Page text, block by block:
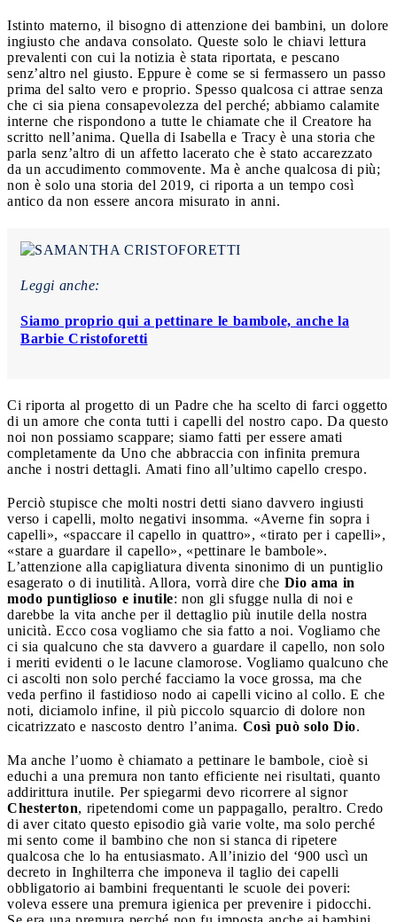
Istinto materno, il bisogno di attenzione dei bambini, un dolore
ingiusto che andava consolato. Queste solo le chiavi lettura
prevalenti con cui la notizia è stata riportata, e pescano
senz’altro nel giusto. Eppure è come se si fermassero un passo
prima del salto vero e proprio. Spesso qualcosa ci attrae senza
che ci sia piena consapevolezza del perché; abbiamo calamite
interne che rispondono a tutte le chiamate che il Creatore ha
scritto nell’anima. Quella di Isabella e Tracy è una storia che
parla senz’altro di un affetto lacerato che è stato accarezzato
da un accudimento commovente. Ma è anche qualcosa di più;
non è solo una storia del 2019, ci riporta a un tempo così
antico da non essere ancora misurato in anni.
Leggi anche:
Siamo proprio qui a pettinare le bambole, anche la
Barbie Cristoforetti
Ci riporta al progetto di un Padre che ha scelto di farci oggetto
di un amore che conta tutti i capelli del nostro capo. Da questo
noi non possiamo scappare; siamo fatti per essere amati
completamente da Uno che abbraccia con infinita premura
anche i nostri dettagli. Amati fino all’ultimo capello crespo.
Perciò stupisce che molti nostri detti siano davvero ingiusti
verso i capelli, molto negativi insomma. «Averne fin sopra i
capelli», «spaccare il capello in quattro», «tirato per i capelli»,
«stare a guardare il capello», «pettinare le bambole».
L’attenzione alla capigliatura diventa sinonimo di un puntiglio
esagerato o di inutilità. Allora, vorrà dire che Dio ama in
modo puntiglioso e inutile: non gli sfugge nulla di noi e
darebbe la vita anche per il dettaglio più inutile della nostra
unicità. Ecco cosa vogliamo che sia fatto a noi. Vogliamo che
ci sia qualcuno che sta davvero a guardare il capello, non solo
i meriti evidenti o le lacune clamorose. Vogliamo qualcuno che
ci ascolti non solo perché facciamo la voce grossa, ma che
veda perfino il fastidioso nodo ai capelli vicino al collo. E che
noti, diciamolo infine, il più piccolo squarcio di dolore non
cicatrizzato e nascosto dentro l’anima. Così può solo Dio.
Ma anche l’uomo è chiamato a pettinare le bambole, cioè si
educhi a una premura non tanto efficiente nei risultati, quanto
addirittura inutile. Per spiegarmi devo ricorrere al signor
Chesterton, ripetendomi come un pappagallo, peraltro. Credo
di aver citato questo episodio già varie volte, ma solo perché
mi sento come il bambino che non si stanca di ripetere
qualcosa che lo ha entusiasmato. All’inizio del ‘900 uscì un
decreto in Inghilterra che imponeva il taglio dei capelli
obbligatorio ai bambini frequentanti le scuole dei poveri:
voleva essere una premura igienica per prevenire i pidocchi.